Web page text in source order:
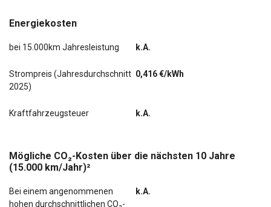
Service-System: Fingerabdrucksensor (Fahrer-
Erkennung / Motorstart)
Sicherheitsgurte vorn höhenverstellbar
Sitzbelüftung vorn
Sitz vorn rechts elektr. verstellbar
Sonnenschutzrollo an Türscheiben hinten
Energiekosten
bei 15.000km Jahresleistung k.A.
Strompreis (Jahresdurchschnitt
2025)
0,416 €/kWh
Kraftfahrzeugsteuer k.A.
Mögliche CO₂-Kosten über die nächsten 10 Jahre
(15.000 km/Jahr)²
Bei einem angenommenen
hohen durchschnittlichen CO₂-
k.A.